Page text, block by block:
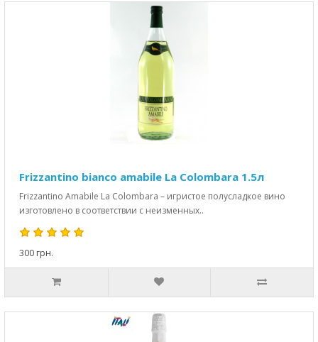
Frizzantino bianco amabile La Colombara 1.5л
Frizzantino Amabile La Colombara – игристое полусладкое вино
изготовлено в соответствии с неизменных..
300 грн.